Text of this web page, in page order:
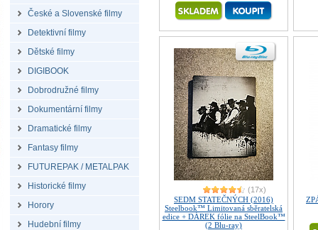
České a Slovenské filmy
Detektivní filmy
Dětské filmy
DIGIBOOK
Dobrodružné filmy
Dokumentární filmy
Dramatické filmy
Fantasy filmy
FUTUREPAK / METALPAK
Historické filmy
Horory
Hudební filmy
(17x)
SEDM STATEČNÝCH (2016)
Steelbook™ Limitovaná sběratelská
edice + DÁREK fólie na SteelBook™
(2 Blu-ray)